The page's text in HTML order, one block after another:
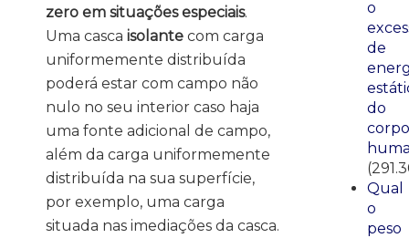
zero em situações especiais.
Uma casca isolante com carga
uniformemente distribuída
poderá estar com campo não
nulo no seu interior caso haja
uma fonte adicional de campo,
além da carga uniformemente
distribuída na sua superfície,
por exemplo, uma carga
situada nas imediações da casca.
o
de
do
corpo
Qual
o
peso